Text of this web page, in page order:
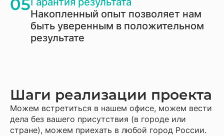
05Накопленный опыт позволяет нам
быть уверенным в положительном
результате
Шаги реализации проекта
Можем встретиться в нашем офисе, можем вести
дела без вашего присутствия (в городе или
стране), можем приехать в любой город России.